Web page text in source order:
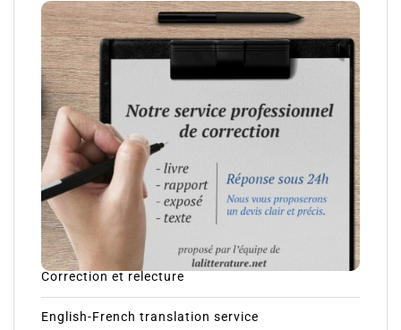
Correction et relecture
English-French translation service